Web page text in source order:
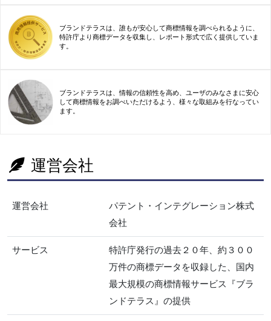
ブランドテラスは、誰もが安心して商標情報を調べられるように、
特許庁より商標データを収集し、レポート形式で広く提供していま
す。
ブランドテラスは、情報の信頼性を高め、ユーザのみなさまに安心
して商標情報をお調べいただけるよう、様々な取組みを行なってい
ます。
運営会社
運営会社
パテント・インテグレーション株式
会社
サービス
特許庁発行の過去２０年、約３００
万件の商標データを収録した、国内
最大規模の商標情報サービス『ブラ
ンドテラス』の提供